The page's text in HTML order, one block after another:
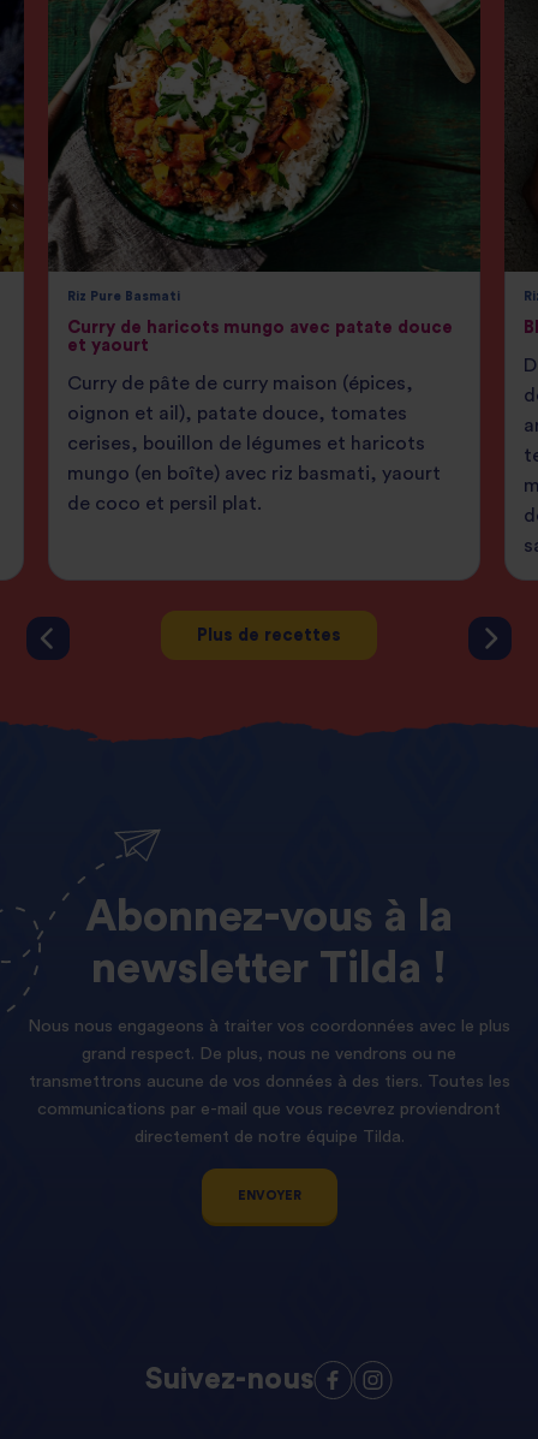
Riz Pure Basmati
Curry de haricots mungo avec patate douce
et yaourt
Curry de pâte de curry maison (épices,
oignon et ail), patate douce, tomates
cerises, bouillon de légumes et haricots
mungo (en boîte) avec riz basmati, yaourt
de coco et persil plat.
Plus de recettes
Abonnez-vous à
la
newsletter Tilda !
Nous nous engageons à traiter vos coordonnées avec le plus
grand respect. De plus, nous ne vendrons ou ne
transmettrons aucune de vos données à des tiers. Toutes les
communications par e-mail que vous recevrez proviendront
directement de notre équipe Tilda.
ENVOYER
Suivez-nous